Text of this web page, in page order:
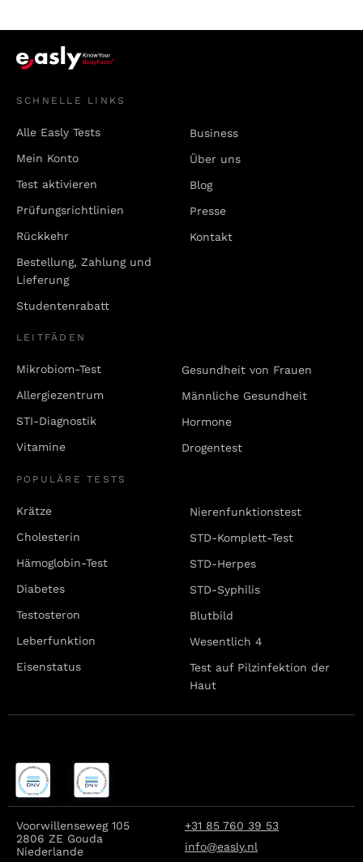
SCHNELLE LINKS
Alle Easly Tests
Mein Konto
Test aktivieren
Prüfungsrichtlinien
Rückkehr
Bestellung, Zahlung und
Lieferung
Studentenrabatt
Business
Über uns
Blog
Presse
Kontakt
LEITFÄDEN
Mikrobiom-Test
Allergiezentrum
STI-Diagnostik
Vitamine
Gesundheit von Frauen
Männliche Gesundheit
Hormone
Drogentest
POPULÄRE TESTS
Krätze
Cholesterin
Hämoglobin-Test
Diabetes
Testosteron
Leberfunktion
Eisenstatus
Nierenfunktionstest
STD-Komplett-Test
STD-Herpes
STD-Syphilis
Blutbild
Wesentlich 4
Test auf Pilzinfektion der
Haut
Voorwillenseweg 105
2806 ZE Gouda
Niederlande
+31 85 760 39 53
info@easly.nl